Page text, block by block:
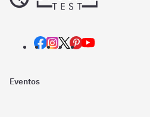
Eventos